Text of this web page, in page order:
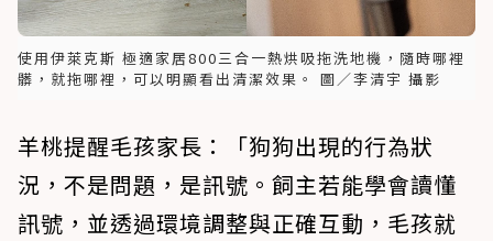
使用伊萊克斯 極適家居800三合一熱烘吸拖洗地機，隨時哪裡
髒，就拖哪裡，可以明顯看出清潔效果。 圖／李清宇 攝影
羊桃提醒毛孩家長：「狗狗出現的行為狀
況，不是問題，是訊號。飼主若能學會讀懂
訊號，並透過環境調整與正確互動，毛孩就